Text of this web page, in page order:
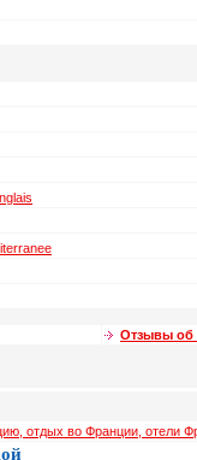
Отзывы об
отдых во Франции, отели